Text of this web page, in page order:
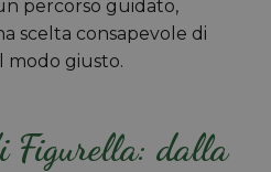
percorso guidato,
scelta consapevole di
modo giusto.
Figurella: dalla